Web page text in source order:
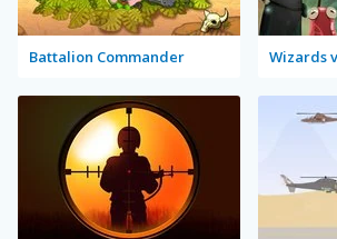
Battalion Commander